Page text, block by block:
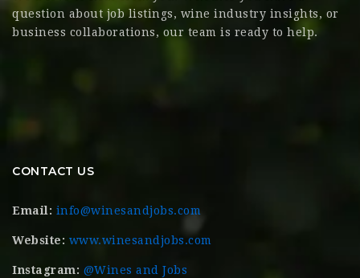
question about job listings, wine industry insights, or
business collaborations, our team is ready to help.
CONTACT US
Email: info@winesandjobs.com
Website: www.winesandjobs.com
Instagram: @Wines and Jobs